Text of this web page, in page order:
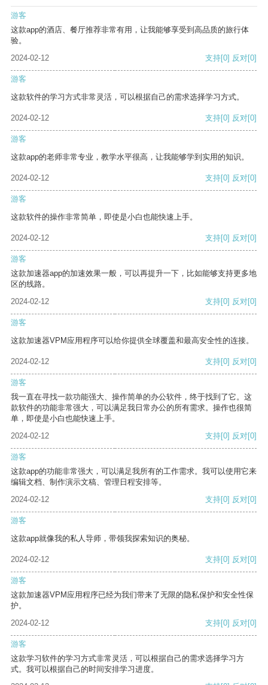
游客
这款app的酒店、餐厅推荐非常有用，让我能够享受到高品质的旅行体
验。
2024-02-12
支持[0] 反对[0]
游客
这款软件的学习方式非常灵活，可以根据自己的需求选择学习方式。
2024-02-12 支持[0] 反对[0]
游客
这款app的老师非常专业，教学水平很高，让我能够学到实用的知识。
2024-02-12 支持[0] 反对[0]
游客
这款软件的操作非常简单，即使是小白也能快速上手。
2024-02-12 支持[0] 反对[0]
游客
这款加速器app的加速效果一般，可以再提升一下，比如能够支持更多地
区的线路。
2024-02-12
支持[0] 反对[0]
游客
这款加速器VPM应用程序可以给你提供全球覆盖和最高安全性的连接。
2024-02-12 支持[0] 反对[0]
游客
我一直在寻找一款功能强大、操作简单的办公软件，终于找到了它。这
款软件的功能非常强大，可以满足我日常办公的所有需求。操作也很简
单，即使是小白也能快速上手。
2024-02-12
支持[0] 反对[0]
游客
这款app的功能非常强大，可以满足我所有的工作需求。我可以使用它来
编辑文档、制作演示文稿、管理日程安排等。
2024-02-12
支持[0] 反对[0]
游客
这款app就像我的私人导师，带领我探索知识的奥秘。
2024-02-12 支持[0] 反对[0]
游客
这款加速器VPM应用程序已经为我们带来了无限的隐私保护和安全性保
护。
2024-02-12
支持[0] 反对[0]
游客
这款学习软件的学习方式非常灵活，可以根据自己的需求选择学习方
式。我可以根据自己的时间安排学习进度。